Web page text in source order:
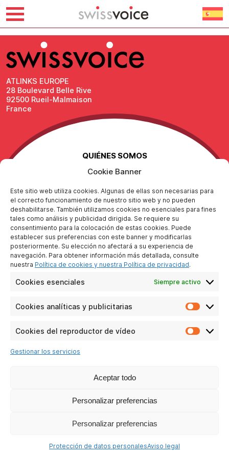
Cookie Banner
Este sitio web utiliza cookies. Algunas de ellas son necesarias para
el correcto funcionamiento de nuestro sitio web y no pueden
deshabilitarse. También utilizamos cookies no esenciales para fines
tales como análisis y publicidad dirigida. Se requiere su
consentimiento para la colocación de estas cookies. Puede
establecer sus preferencias con este banner y modificarlas
posteriormente. Su elección no afectará a su experiencia de
navegación. Para obtener información más detallada, consulte
nuestra Política de cookies y nuestra Política de privacidad.
Cookies esenciales Siempre activo
Cookies analíticas y publicitarias
Cookies del reproductor de vídeo
Gestionar los servicios
Aceptar todo
Personalizar preferencias
Personalizar preferencias
Protección de datos personalesAviso legal
contenido
Amazon
ATLINKS EUROPE
28 Boulevard Belle Rive
92500 Rueil-Malmaison
France
QUIÉNES SOMOS
Contáctenos
Protección de datos personales
Política de Responsabilidad Social
NUESTRAS REDES SOCIALES